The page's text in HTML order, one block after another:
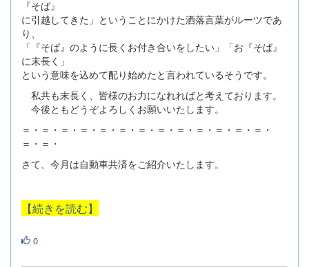
『そば』
に引越してきた」ということにかけた洒落言葉がルーツであ
り、
「『そば』のように長くお付き合いをしたい」「お『そば』
に末長く」
という意味を込めて配り始めたと言われているそうです。
私共も末長く、皆様のお力になれればと考えております。
今後ともどうぞよろしくお願いいたします。
＝・＝・＝・＝・＝・＝・＝・＝・＝・＝・＝・＝・＝・
＝・＝・
さて、今月は自動車共済をご紹介いたします。
【続きを読む】
0